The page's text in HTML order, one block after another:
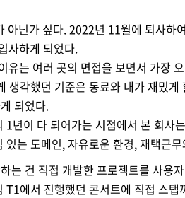
아닌가 싶다. 2022년 11월에 퇴사하
사하게 되었다.
유는 여러 곳의 면접을 보면서 가장
생각했던 기준은 동료와 내가 재밌
되었다.
1년이 다 되어가는 시점에서 본 회사
있는 도메인, 자유로운 환경, 재택근
는 건 직접 개발한 프로젝트를 사용
T1에서 진행했던 콘서트에 직접 스